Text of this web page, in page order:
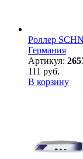
Роллер
Германия
Артикул:
111 руб.
В корзину